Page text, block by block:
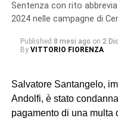
Sentenza con rito
2024 nelle campagne di
Published 8 mesi ago on 2
By VITTORIO FIORENZA
Salvatore Santangelo,
Andolfi, è stato
pagamento di una multa